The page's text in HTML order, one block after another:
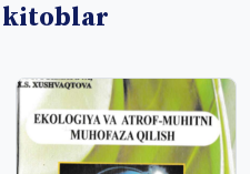
kitoblar